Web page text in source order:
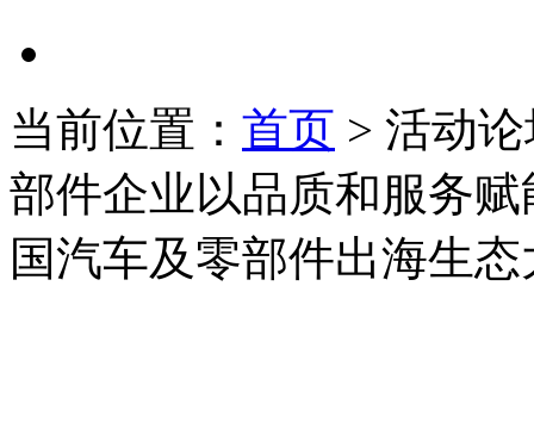
当前位置： 首页 > 活动
部件企业以品质和服务
国汽车及零部件出海生态